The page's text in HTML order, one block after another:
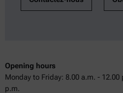
Opening hours
Monday to Friday: 8.00 a.m. -
p.m.